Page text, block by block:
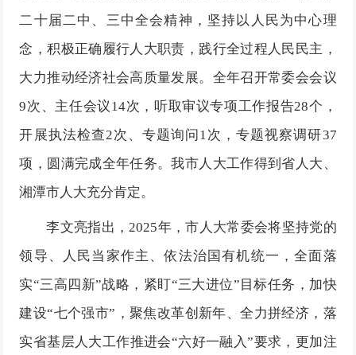
二十届二中、三中全会精神，坚持以人民为中心理
念，积极正确履行人大职责，践行全过程人民民主，
大力推动经济社会高质量发展。全年召开常委会会议
9次、主任会议14次，听取审议专项工作报告28个，
开展执法检查2次、专题询问1次，专题视察调研37
项，圆满完成全年任务。我市人大工作得到省人大、
湘潭市人大充分肯定。
李文亮指出，2025年，市人大常委会将坚持党的
领导、人民当家作主、依法治国有机统一，全面落
实“三高四新”战略，紧盯“三大进位”目标任务，加快
建设“七个强市”，聚焦改革创新年、全力拼经济，落
实省基层人大工作推进会“六好一融入”要求，更加注